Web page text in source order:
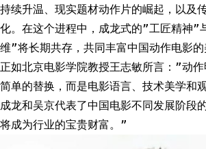
持续升温、现实题材动作片的崛起，以及
化。在这个进程中，成龙式的”工匠精神”
维”将长期共存，共同丰富中国动作电影的
正如北京电影学院教授王志敏所言：”动
简单的替换，而是电影语言、技术美学和
成龙和吴京代表了中国电影不同发展阶段
将成为行业的宝贵财富。”